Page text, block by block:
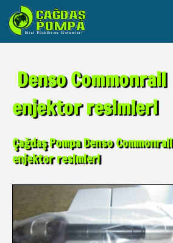
Denso Commonrail
enjektor resimleri
Çağdaş Pompa Denso Commonrail
enjektor resimleri